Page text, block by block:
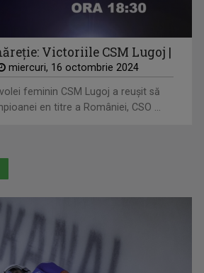
Victoriile CSM Lugoj |
miercuri, 16 octombrie 2024
feminin CSM Lugoj a reușit să
en titre a României, CSO ...